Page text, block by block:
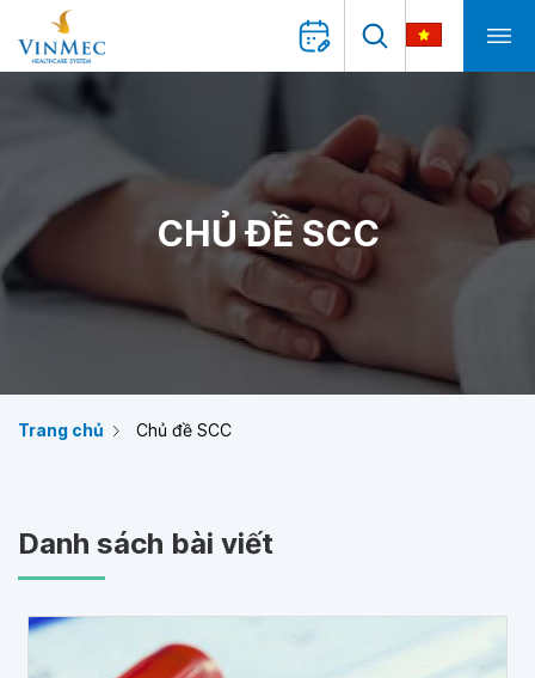
CHỦ ĐỀ SCC
Trang chủ Chủ đề SCC
Danh sách bài viết